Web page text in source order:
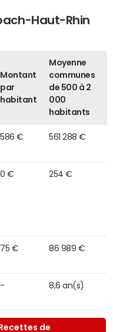
Haut-Rhin
Montant
par
habitant
Moyenne
communes
de 500 à 2
000
habitants
586 € 561 288 €
0 € 254 €
75 € 86 989 €
- 8,6 an(s)
de